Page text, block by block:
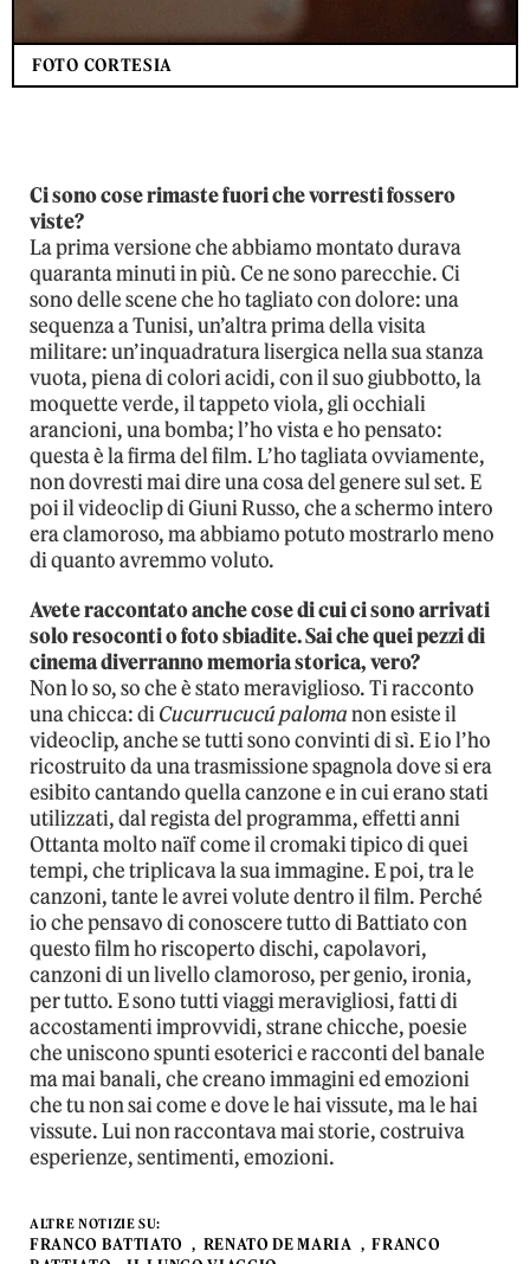
FOTO CORTESIA
Ci sono cose rimaste fuori che vorresti fossero
viste?
La prima versione che abbiamo montato durava
quaranta minuti in più. Ce ne sono parecchie. Ci
sono delle scene che ho tagliato con dolore: una
sequenza a Tunisi, un’altra prima della visita
militare: un’inquadratura lisergica nella sua stanza
vuota, piena di colori acidi, con il suo giubbotto, la
moquette verde, il tappeto viola, gli occhiali
arancioni, una bomba; l’ho vista e ho pensato:
questa è la firma del film. L’ho tagliata ovviamente,
non dovresti mai dire una cosa del genere sul set. E
poi il videoclip di Giuni Russo, che a schermo intero
era clamoroso, ma abbiamo potuto mostrarlo meno
di quanto avremmo voluto.
Avete raccontato anche cose di cui ci sono arrivati
solo resoconti o foto sbiadite. Sai che quei pezzi di
cinema diverranno memoria storica, vero?
Non lo so, so che è stato meraviglioso. Ti racconto
una chicca: diCucurrucucú palomanon esiste il
videoclip, anche se tutti sono convinti di sì. E io l’ho
ricostruito da una trasmissione spagnola dove si era
esibito cantando quella canzone e in cui erano stati
utilizzati, dal regista del programma, effetti anni
Ottanta molto naïf come il cromaki tipico di quei
tempi, che triplicava la sua immagine. E poi, tra le
canzoni, tante le avrei volute dentro il film. Perché
io che pensavo di conoscere tutto di Battiato con
questo film ho riscoperto dischi, capolavori,
canzoni di un livello clamoroso, per genio, ironia,
per tutto. E sono tutti viaggi meravigliosi, fatti di
accostamenti improvvidi, strane chicche, poesie
che uniscono spunti esoterici e racconti del banale
ma mai banali, che creano immagini ed emozioni
che tu non sai come e dove le hai vissute, ma le hai
vissute. Lui non raccontava mai storie, costruiva
esperienze, sentimenti, emozioni.
ALTRE NOTIZIE SU:
FRANCO BATTIATO RENATO DE MARIA
FRANCO